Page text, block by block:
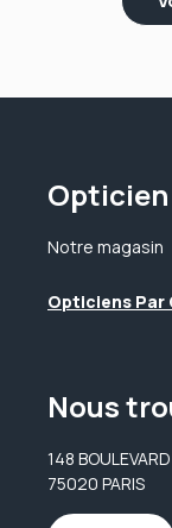
Opticien
Notre magasin
Opticiens
Nous
148
75020 PARIS